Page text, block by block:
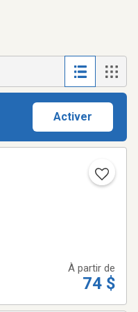
Activer
À partir de
74 $